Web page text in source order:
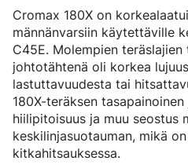
ENERGIA
ÖLJY JA KAASU
TUULIVOIMA
KULJETUSKALUSTO
CROMAX-TUOTTEIDEN
VALSSILANGAT JA
(BAR-IN-COIL)
SAUMATTOMAT PUTKET
OVAKO 280-
VAKIOPUTKET
VALSSATUT JA TAOTUT
DANIEL STÅHL
Myyntikonttorit
Pohjois-Eurooppa
Keski-Eurooppa
Itä-Eurooppa
Etelä-Eurooppa
Aasian Ja Tyynenmeren
Yhteystiedot
Ovatrack
Steelnavigator
Cromax 180X on
männänvarsiin käytettäville
C45E. Molempien
johtotähtenä oli korkea
lastuttavuudesta tai
180X-teräksen
hiilipitoisuus ja muu seostus
keskilinjasuotauman, mikä
kitkahitsauksessa.